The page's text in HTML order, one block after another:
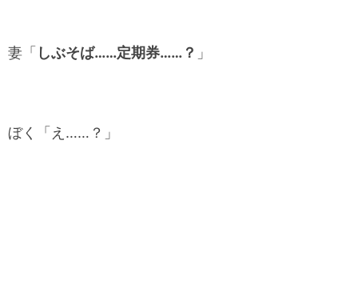
妻「 しぶそば……定期券……？ 」
ぼく「え……？」